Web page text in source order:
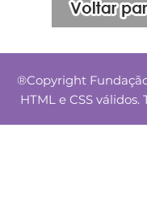
®Copyright
HTML e CSS